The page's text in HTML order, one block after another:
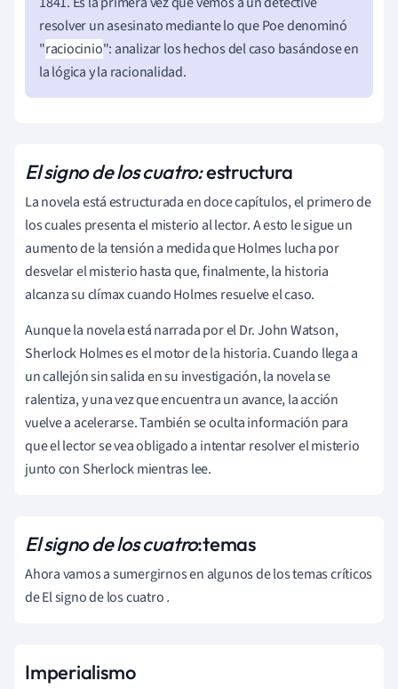
resolver un asesinato mediante lo que Poe denominó
"raciocinio": analizar los hechos del caso basándose en
la lógica y la racionalidad.
El signo de los cuatro:estructura
La novela está estructurada en doce capítulos, el primero de
los cuales presenta el misterio al lector. A esto le sigue un
aumento de la tensión a medida que Holmes lucha por
desvelar el misterio hasta que, finalmente, la historia
alcanza su clímax cuando Holmes resuelve el caso.
Aunque la novela está narrada por el Dr. John Watson,
Sherlock Holmes es el motor de la historia. Cuando llega a
un callejón sin salida en su investigación, la novela se
ralentiza, y una vez que encuentra un avance, la acción
vuelve a acelerarse. También se oculta información para
que el lector se vea obligado a intentar resolver el misterio
junto con Sherlock mientras lee.
El signo de los cuatro:temas
Ahora vamos a sumergirnos en algunos de los temas críticos
de El signo de los cuatro.
Imperialismo